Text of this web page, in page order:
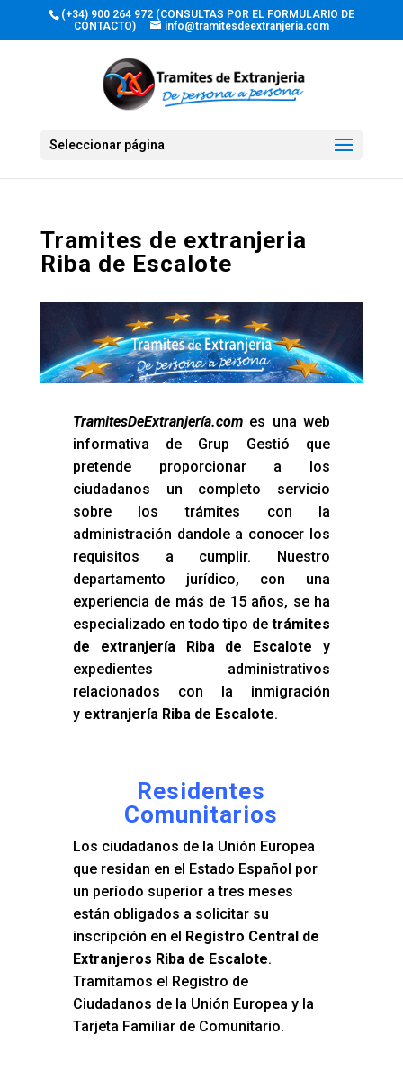
(+34) 900 264 972 (CONSULTAS POR EL FORMULARIO DE
CONTACTO)
info@tramitesdeextranjeria.com
Seleccionar página
Tramites de extranjeria
Riba de Escalote
TramitesDeExtranjería.comes una web
informativa de Grup Gestió que
pretende proporcionar a los
ciudadanos un completo servicio
sobre los trámites con la
administración dandole a conocer los
requisitos a cumplir. Nuestro
departamento jurídico, con una
experiencia de más de 15 años, se ha
especializado en todo tipo detrámites
de extranjería Riba de Escalote y
expedientes administrativos
relacionados con la inmigración
y extranjería Riba de Escalote.
Residentes
Comunitarios
Los ciudadanos de la Unión Europea
que residan en el Estado Español por
un período superior a tres meses
están obligados a solicitar su
inscripción en el Registro Central de
Extranjeros Riba de Escalote.
Tramitamos el Registro de
Ciudadanos de la Unión Europea y la
Tarjeta Familiar de Comunitario.